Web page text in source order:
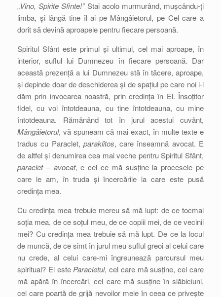
„Vino, Spirite Sfinte!”Stai acolo murmurând, mușcându-ți
limba, și lângă tine îl ai pe Mângâietorul, pe Cel care a
dorit să devină aproapele pentru fiecare persoană.
Spiritul Sfânt este primul și ultimul, cel mai aproape, în
interior, suflul lui Dumnezeu în fiecare persoană. Dar
această prezență a lui Dumnezeu stă în tăcere, aproape,
și depinde doar de deschiderea și de spațiul pe care noi i-l
dăm prin invocarea noastră, prin credința în El. Însoțitor
fidel, cu voi întotdeauna, cu tine întotdeauna, cu mine
întotdeauna. Rămânând tot în jurul acestui cuvânt,
Mângâietorul, vă spuneam că mai exact, în multe texte e
tradus cu Paraclet, paraklitos, care înseamnă avocat. E
de altfel și denumirea cea mai veche pentru Spiritul Sfânt,
paraclet– avocat, e cel ce mă susține la procesele pe
care le am, în truda și încercările la care este pusă
credința mea.
Cu credința mea trebuie mereu să mă lupt: de ce tocmai
soția mea, de ce soțul meu, de ce copiii mei, de ce vecinii
mei? Cu credința mea trebuie să mă lupt. De ce la locul
de muncă, de ce simt în jurul meu suflul greoi al celui care
nu crede, al celui care-mi îngreunează parcursul meu
spiritual? El este Paracletul, cel care mă susține, cel care
mă apără în încercări, cel care mă susține în slăbiciuni,
cel care poartă de grijă nevoilor mele în ceea ce privește